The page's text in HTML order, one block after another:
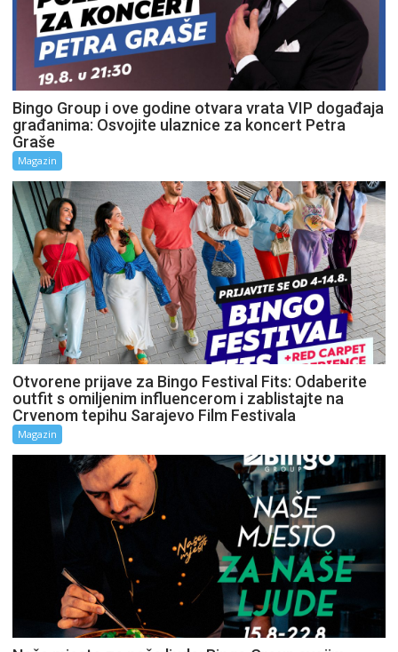
Bingo Group i ove godine otvara vrata VIP događaja
građanima: Osvojite ulaznice za koncert Petra
Graše
Magazin
Otvorene prijave za Bingo Festival Fits: Odaberite
outfit s omiljenim influencerom i zablistajte na
Crvenom tepihu Sarajevo Film Festivala
Magazin